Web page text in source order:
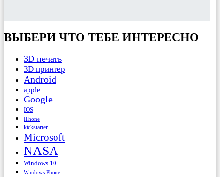
ВЫБЕРИ ЧТО ТЕБЕ ИНТЕРЕСНО
3D печать
3D принтер
Android
apple
Google
IOS
IPhone
kickstarter
Microsoft
NASA
Windows 10
Windows Phone